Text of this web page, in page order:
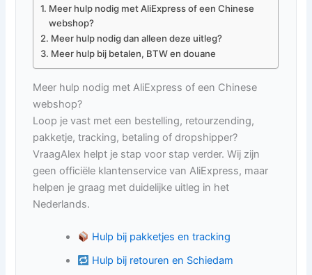
Meer hulp nodig met AliExpress of een Chinese
webshop?
Meer hulp nodig dan alleen deze uitleg?
Meer hulp bij betalen, BTW en douane
Meer hulp nodig met AliExpress of een Chinese
webshop?
Loop je vast met een bestelling, retourzending,
pakketje, tracking, betaling of dropshipper?
VraagAlex helpt je stap voor stap verder. Wij zijn
geen officiële klantenservice van AliExpress, maar
helpen je graag met duidelijke uitleg in het
Nederlands.
Hulp bij pakketjes en tracking
Hulp bij retouren en Schiedam